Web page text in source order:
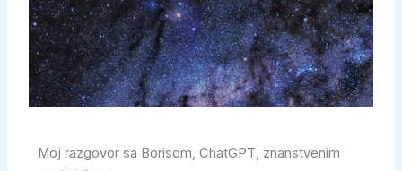
Moj razgovor sa Borisom, ChatGPT, znanstvenim